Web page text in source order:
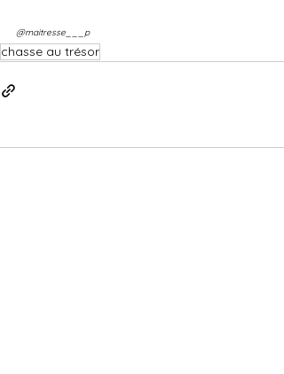
@maitresse___p
chasse au trésor